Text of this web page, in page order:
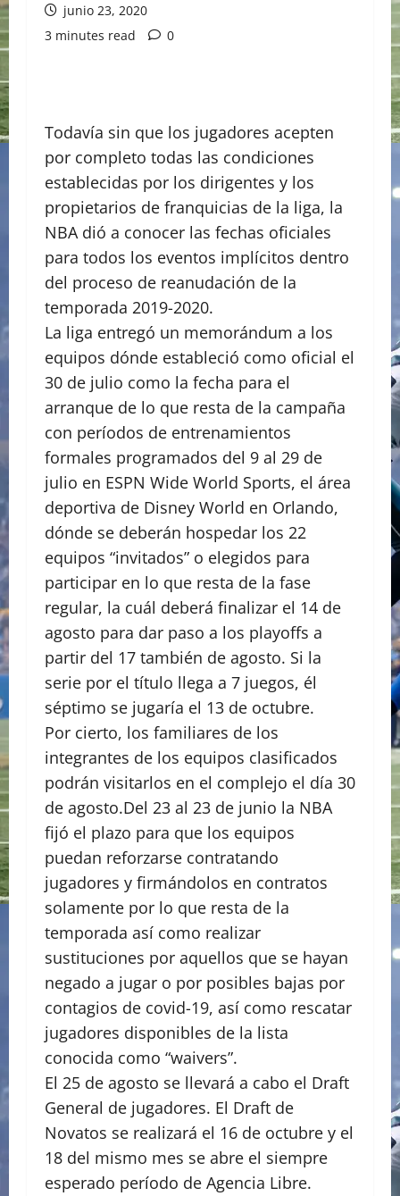
junio 23, 2020
3 minutes read
0
Todavía sin que los jugadores acepten
por completo todas las condiciones
establecidas por los dirigentes y los
propietarios de franquicias de la liga, la
NBA dió a conocer las fechas oficiales
para todos los eventos implícitos dentro
del proceso de reanudación de la
temporada 2019-2020.
La liga entregó un memorándum a los
equipos dónde estableció como oficial el
30 de julio como la fecha para el
arranque de lo que resta de la campaña
con períodos de entrenamientos
formales programados del 9 al 29 de
julio en ESPN Wide World Sports, el área
deportiva de Disney World en Orlando,
dónde se deberán hospedar los 22
equipos “invitados” o elegidos para
participar en lo que resta de la fase
regular, la cuál deberá finalizar el 14 de
agosto para dar paso a los playoffs a
partir del 17 también de agosto. Si la
serie por el título llega a 7 juegos, él
séptimo se jugaría el 13 de octubre.
Por cierto, los familiares de los
integrantes de los equipos clasificados
podrán visitarlos en el complejo el día 30
de agosto.Del 23 al 23 de junio la NBA
fijó el plazo para que los equipos
puedan reforzarse contratando
jugadores y firmándolos en contratos
solamente por lo que resta de la
temporada así como realizar
sustituciones por aquellos que se hayan
negado a jugar o por posibles bajas por
contagios de covid-19, así como rescatar
jugadores disponibles de la lista
conocida como “waivers”.
El 25 de agosto se llevará a cabo el Draft
General de jugadores. El Draft de
Novatos se realizará el 16 de octubre y el
18 del mismo mes se abre el siempre
esperado período de Agencia Libre.